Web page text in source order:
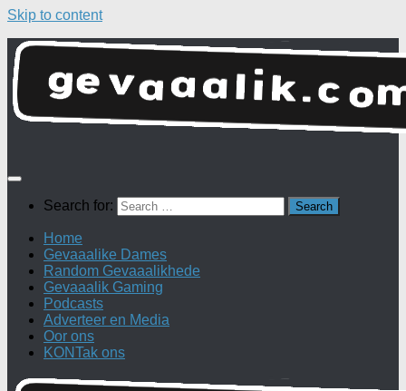
Skip to content
Search for:
Home
Gevaaalike Dames
Random Gevaaalikhede
Gevaaalik Gaming
Podcasts
Adverteer en Media
Oor ons
KONTak ons